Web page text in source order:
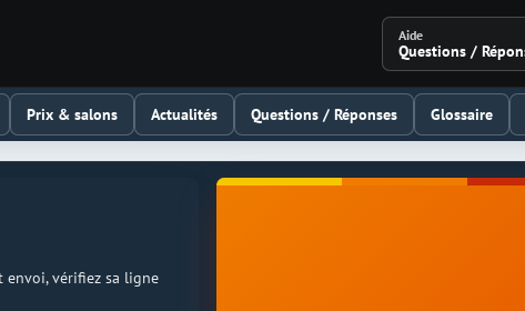
Aide
Questions /
Prix & salons Actualités Questions / Réponses Glossaire
envoi, vérifiez sa ligne